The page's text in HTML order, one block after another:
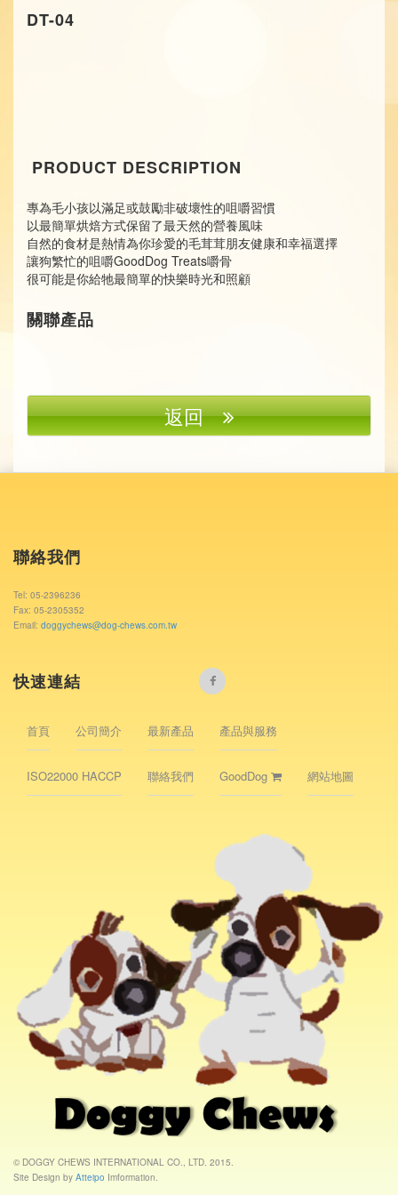
DT-04
PRODUCT DESCRIPTION
專為毛小孩以滿足或鼓勵非破壞性的咀嚼習慣
以最簡單烘焙方式保留了最天然的營養風味
自然的食材是熱情為你珍愛的毛茸茸朋友健康和幸福選擇
讓狗繁忙的咀嚼GoodDog Treats嚼骨
很可能是你給牠最簡單的快樂時光和照顧
關聯產品
返回
聯絡我們
Tel: 05-2396236
Fax: 05-2305352
Email: doggychews@dog-chews.com.tw
快速連結
首頁 公司簡介 最新產品 產品與服務
ISO22000 HACCP 聯絡我們 GoodDog 網站地圖
© DOGGY CHEWS INTERNATIONAL CO., LTD. 2015.
Site Design by Atteipo Imformation.